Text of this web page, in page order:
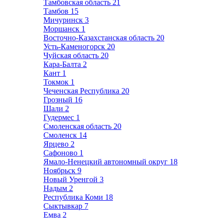
Тамбовская область 21
Тамбов 15
Мичуринск 3
Моршанск 1
Восточно-Казахстанская область 20
Усть-Каменогорск 20
Чуйская область 20
Кара-Балта 2
Кант 1
Токмок 1
Чеченская Республика 20
Грозный 16
Шали 2
Гудермес 1
Смоленская область 20
Смоленск 14
Ярцево 2
Сафоново 1
Ямало-Ненецкий автономный округ 18
Ноябрьск 9
Новый Уренгой 3
Надым 2
Республика Коми 18
Сыктывкар 7
Емва 2